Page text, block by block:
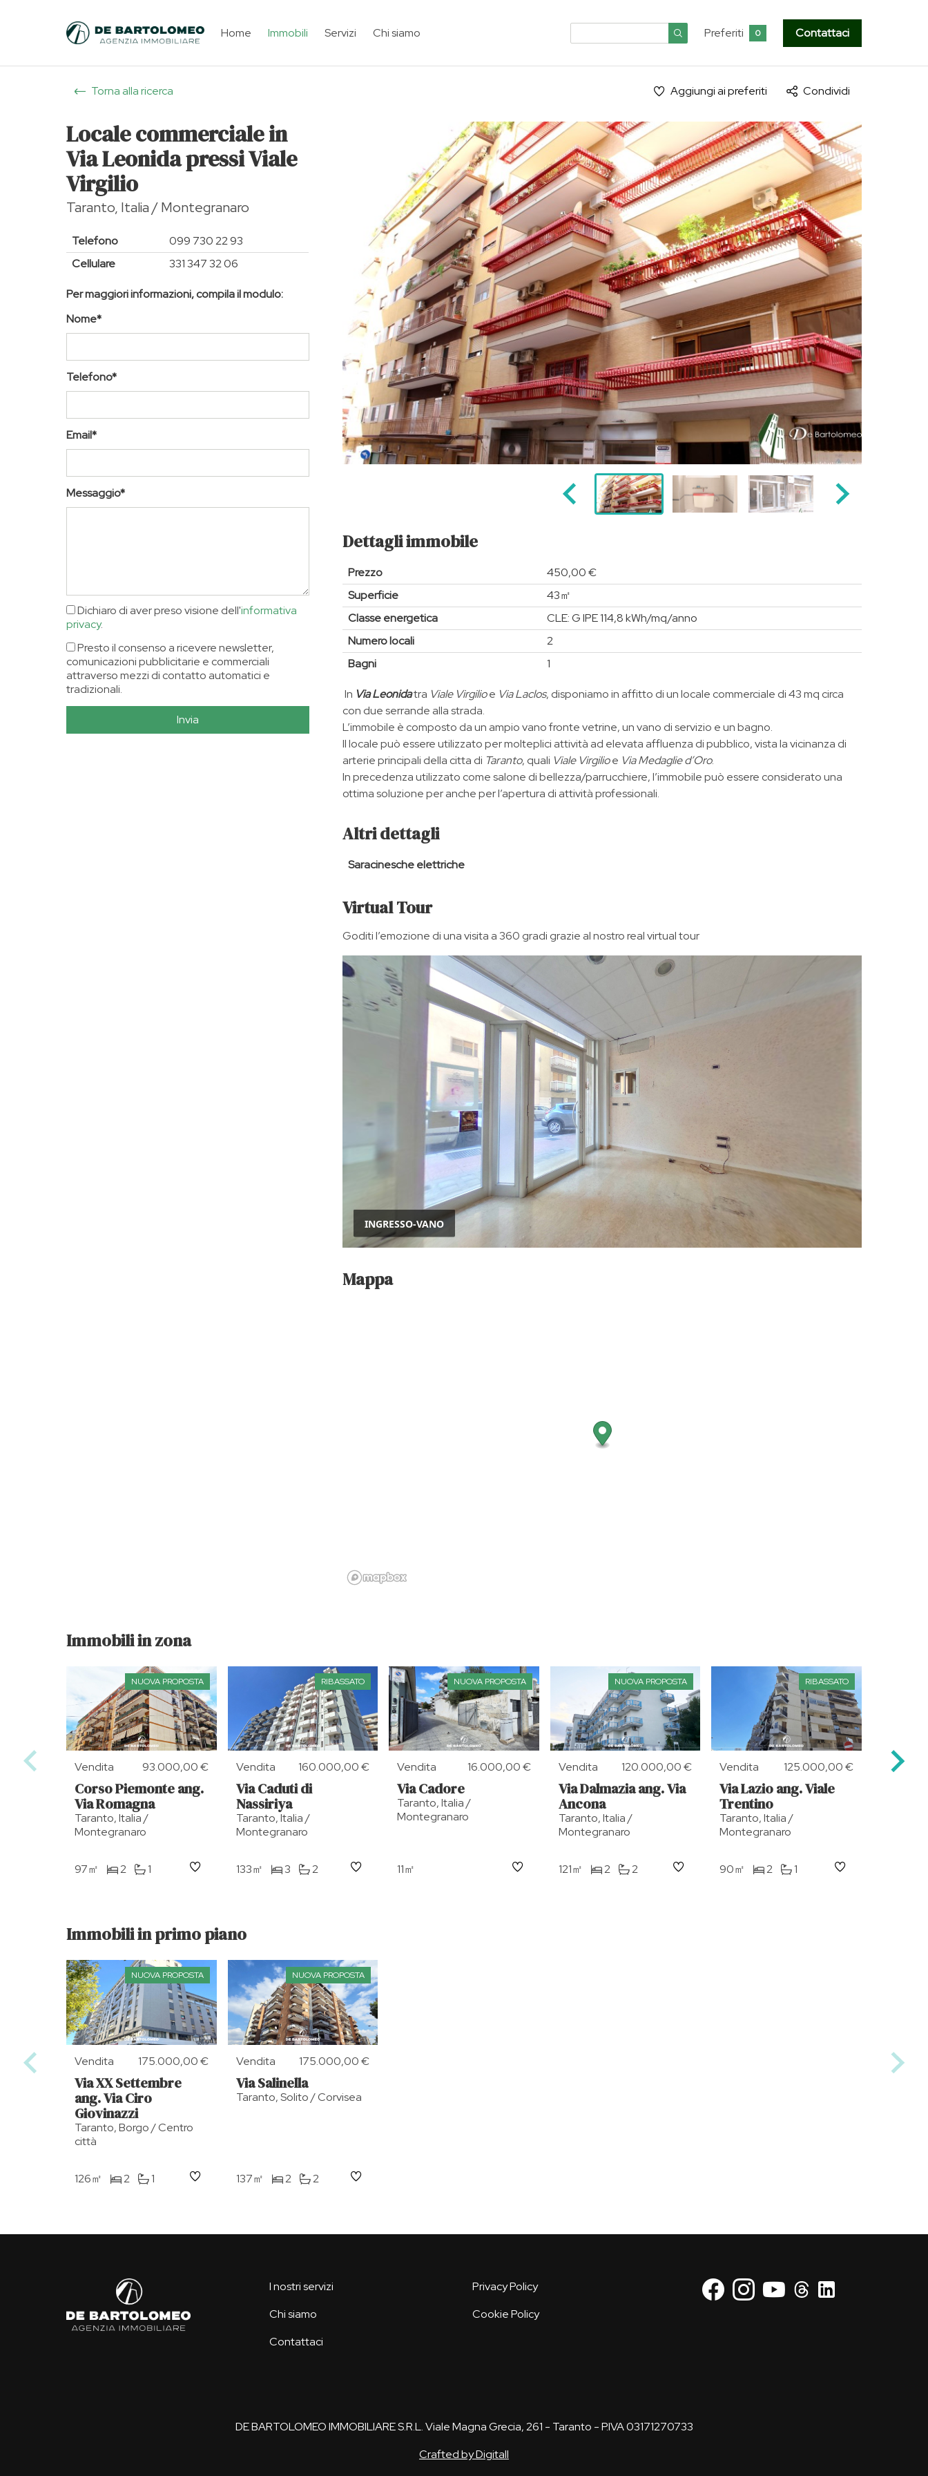
Home Immobili Servizi Chi siamo Preferiti 0 Contattaci
Torna alla ricerca Aggiungi ai preferiti Condividi
Locale commerciale in
Via Leonida pressi Viale
Virgilio
Taranto, Italia / Montegranaro
Telefono
099 730 22 93
Cellulare
331 347 32 06
Per maggiori informazioni, compila il modulo:
Nome*
Telefono*
Email*
Messaggio*
Dichiaro di aver preso visione dell'informativa
privacy.
Presto il consenso a ricevere newsletter,
comunicazioni pubblicitarie e commerciali
attraverso mezzi di contatto automatici e
tradizionali.
Invia
Dettagli immobile
Prezzo
450,00 €
Superficie
43㎡
Classe energetica
CLE: G IPE 114,8 kWh/mq/anno
Numero locali
2
Bagni
1
In Via Leonidatra Viale Virgilioe Via Laclos, disponiamo in affitto di un locale commerciale di 43 mq circa
con due serrande alla strada.
L’immobile è composto da un ampio vano fronte vetrine, un vano di servizio e un bagno.
Il locale può essere utilizzato per molteplici attività ad elevata affluenza di pubblico, vista la vicinanza di
arterie principali della citta di Taranto, quali Viale Virgilioe Via Medaglie d’Oro.
In precedenza utilizzato come salone di bellezza/parrucchiere, l’immobile può essere considerato una
ottima soluzione per anche per l’apertura di attività professionali.
Altri dettagli
Saracinesche elettriche
Virtual Tour
Goditi l’emozione di una visita a 360 gradi grazie al nostro real virtual tour
Mappa
Immobili in zona
NUOVA PROPOSTA
Vendita 93.000,00 €
Corso Piemonte ang.
Via Romagna
Taranto, Italia /
Montegranaro
97㎡ 2 1
RIBASSATO
Vendita 160.000,00 €
Via Caduti di
Nassiriya
Taranto, Italia /
Montegranaro
133㎡ 3 2
NUOVA PROPOSTA
Vendita 16.000,00 €
Via Cadore
Taranto, Italia /
Montegranaro
11㎡
NUOVA PROPOSTA
Vendita 120.000,00 €
Via Dalmazia ang. Via
Ancona
Taranto, Italia /
Montegranaro
121㎡ 2 2
RIBASSATO
Vendita 125.000,00 €
Via Lazio ang. Viale
Trentino
Taranto, Italia /
Montegranaro
90㎡ 2 1
Affitto
Immobili in primo piano
NUOVA PROPOSTA
Vendita 175.000,00 €
Via XX Settembre
ang. Via Ciro
Giovinazzi
Taranto, Borgo / Centro
città
126㎡ 2 1
NUOVA PROPOSTA
Vendita 175.000,00 €
Via Salinella
Taranto, Solito / Corvisea
137㎡ 2 2
I nostri servizi
Chi siamo
Contattaci
Privacy Policy
Cookie Policy
DE BARTOLOMEO IMMOBILIARE S.R.L. Viale Magna Grecia, 261 - Taranto - P.IVA 03171270733
Crafted by Digitall